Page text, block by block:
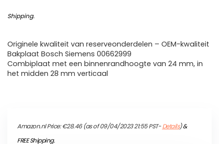
Shipping.
Originele kwaliteit van reserveonderdelen – OEM-kwaliteit
Bakplaat Bosch Siemens 00662999
Combiplaat met een binnenrandhoogte van 24 mm, in
het midden 28 mm verticaal
Amazon.nl Price:€28.46(as of 09/04/2023 21:55 PST-Details)&
FREE Shipping.